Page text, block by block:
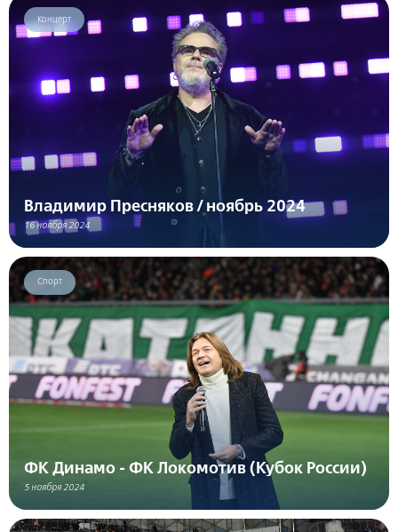
Концерт
Владимир Пресняков / ноябрь 2024
16 ноября 2024
Спорт
ФК Динамо - ФК Локомотив (Кубок России)
5 ноября 2024